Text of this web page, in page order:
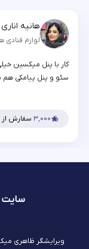
هانیه اناری
لوازم قنادی
کار با پنل میکسین
سئو و پنل پیامکی
۳,۰۰۰ سفارش از
سایت
ویرایشگر ظاهری